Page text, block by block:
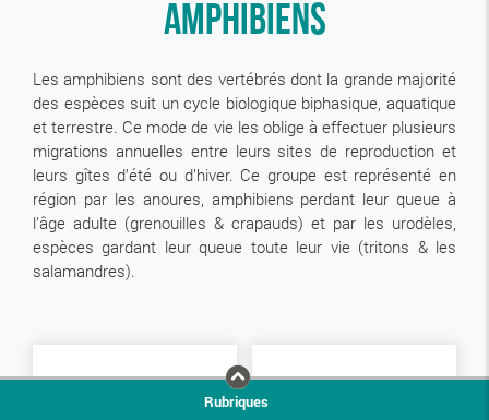
Amphibiens
Les amphibiens sont des vertébrés dont la grande majorité
des espèces suit un cycle biologique biphasique, aquatique
et terrestre. Ce mode de vie les oblige à effectuer plusieurs
migrations annuelles entre leurs sites de reproduction et
leurs gîtes d’été ou d’hiver. Ce groupe est représenté en
région par les anoures, amphibiens perdant leur queue à
l’âge adulte (grenouilles & crapauds) et par les urodèles,
espèces gardant leur queue toute leur vie (tritons & les
salamandres).
Rubriques